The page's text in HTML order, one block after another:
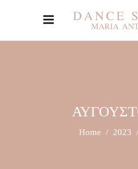
Home / 2023 /